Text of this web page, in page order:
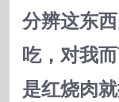
分辨这东
吃，对我
是红烧肉